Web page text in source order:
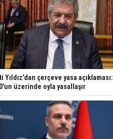
Yıldız'dan çerçeve yasa açıklaması:
üzerinde oyla yasallaşır